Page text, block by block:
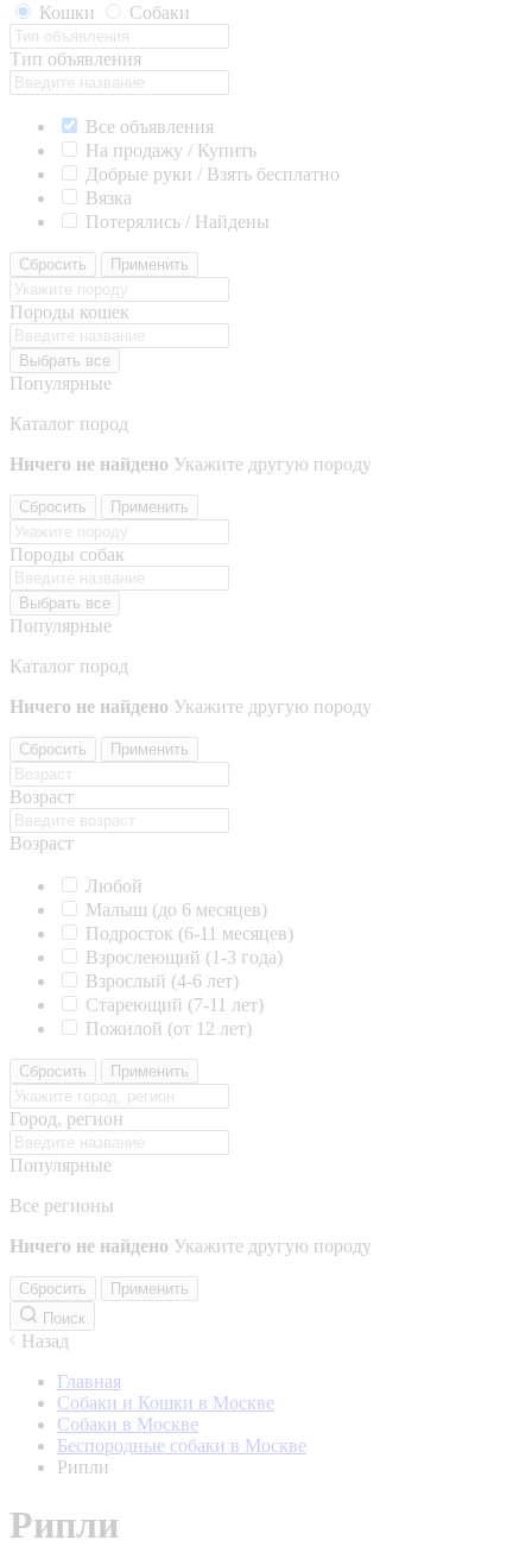
Кошки
Собаки
Тип объявления
Все объявления
На продажу / Купить
Добрые руки / Взять бесплатно
Вязка
Потерялись / Найдены
Сбросить Применить
Породы кошек
Выбрать все
Популярные
Каталог пород
Ничего не найдено Укажите другую породу
Сбросить Применить
Породы собак
Выбрать все
Популярные
Каталог пород
Ничего не найдено Укажите другую породу
Сбросить Применить
Возраст
Возраст
Любой
Малыш (до 6 месяцев)
Подросток (6-11 месяцев)
Взрослеющий (1-3 года)
Взрослый (4-6 лет)
Стареющий (7-11 лет)
Пожилой (от 12 лет)
Сбросить Применить
Город, регион
Популярные
Все регионы
Ничего не найдено Укажите другую породу
Сбросить
Применить
Поиск
Назад
Главная
Собаки и Кошки в Москве
Собаки в Москве
Беспородные собаки в Москве
Рипли
Рипли